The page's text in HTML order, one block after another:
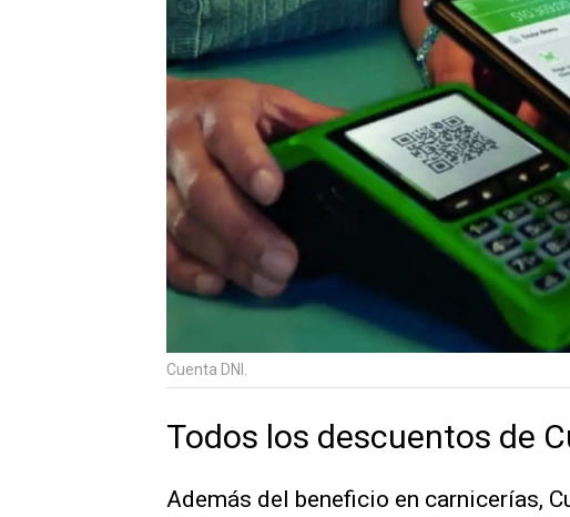
Cuenta DNI.
Todos los descuentos de
Además del beneficio en carnicerías,